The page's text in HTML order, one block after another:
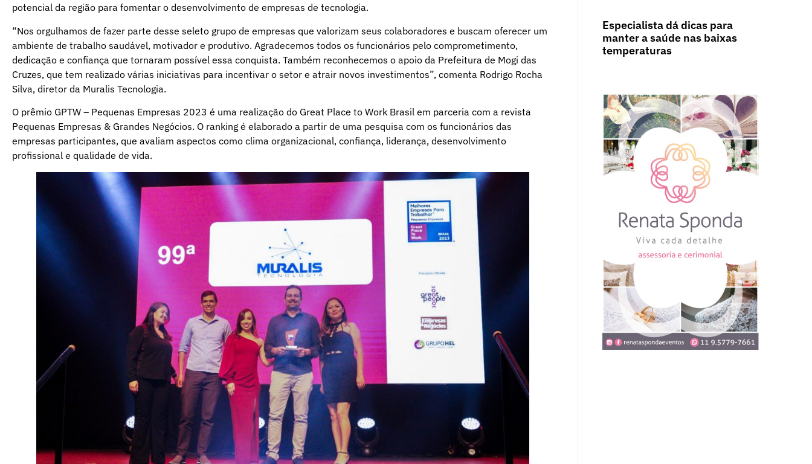
potencial da região para fomentar o desenvolvimento de empresas de tecnologia.
“Nos orgulhamos de fazer parte desse seleto grupo de empresas que valorizam seus colaboradores e buscam oferecer um
ambiente de trabalho saudável, motivador e produtivo. Agradecemos todos os funcionários pelo comprometimento,
dedicação e confiança que tornaram possível essa conquista. Também reconhecemos o apoio da Prefeitura de Mogi das
Cruzes, que tem realizado várias iniciativas para incentivar o setor e atrair novos investimentos”, comenta Rodrigo Rocha
Silva, diretor da Muralis Tecnologia.
O prêmio GPTW – Pequenas Empresas 2023 é uma realização do Great Place to Work Brasil em parceria com a revista
Pequenas Empresas & Grandes Negócios. O ranking é elaborado a partir de uma pesquisa com os funcionários das
empresas participantes, que avaliam aspectos como clima organizacional, confiança, liderança, desenvolvimento
profissional e qualidade de vida.
Especialista dá dicas para
manter a saúde nas baixas
temperaturas